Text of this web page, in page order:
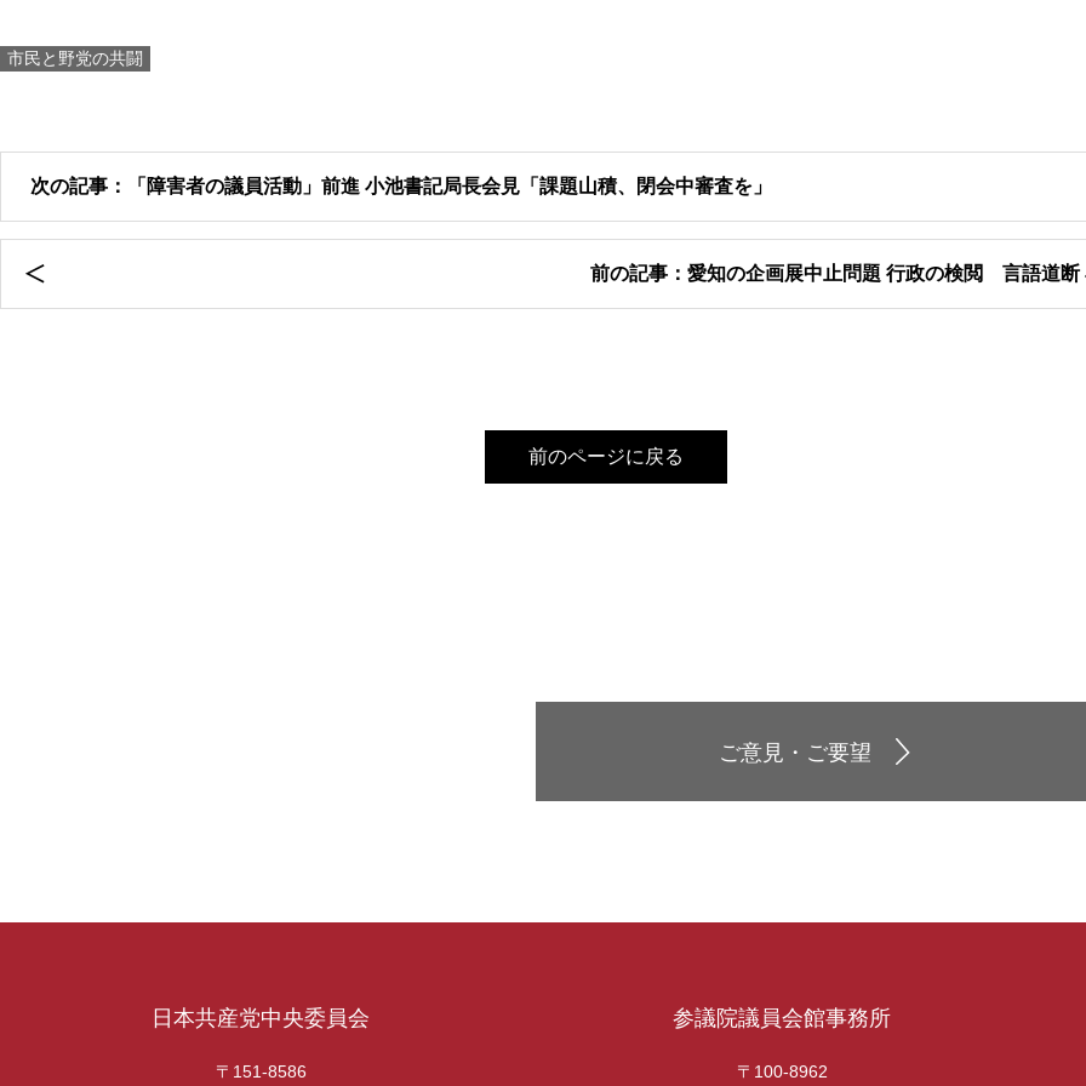
市民と野党の共闘
次の記事：「障害者の議員活動」前進 小池書記局長会見「課題山積、閉会中審査を」
前の記事：愛知の企画展中止問題 行政の検閲 言語道断
前のページに戻る
ご意見・ご要望
日本共産党中央委員会
〒151-8586
参議院議員会館事務所
〒100-8962